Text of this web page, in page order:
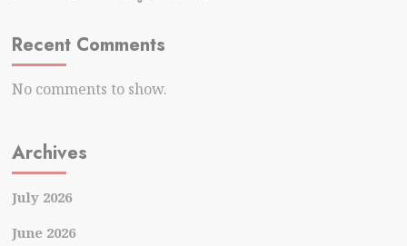
Recent Comments
No comments to show.
Archives
July 2026
June 2026